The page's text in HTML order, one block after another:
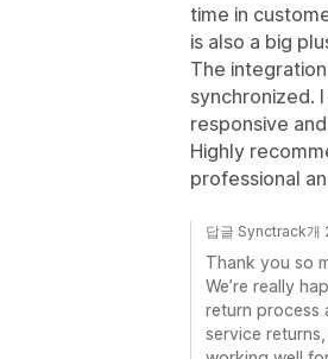
time in
is also a big
The
synchronized.
responsive
Highly
professional
답글 Synctrack개
Thank you so
We’re really
return process
service